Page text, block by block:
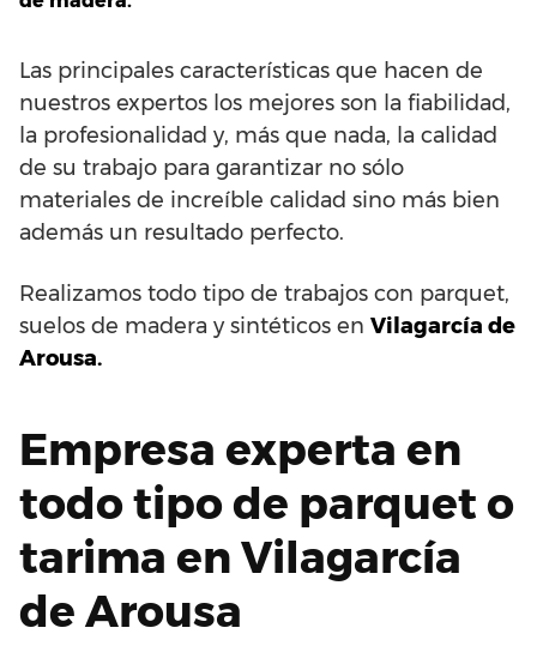
Las principales características que hacen de
nuestros expertos los mejores son la fiabilidad,
la profesionalidad y, más que nada, la calidad
de su trabajo para garantizar no sólo
materiales de increíble calidad sino más bien
además un resultado perfecto.
Realizamos todo tipo de trabajos con parquet,
suelos de madera y sintéticos en Vilagarcía de
Arousa.
Empresa experta en
todo tipo de parquet o
tarima en Vilagarcía
de Arousa